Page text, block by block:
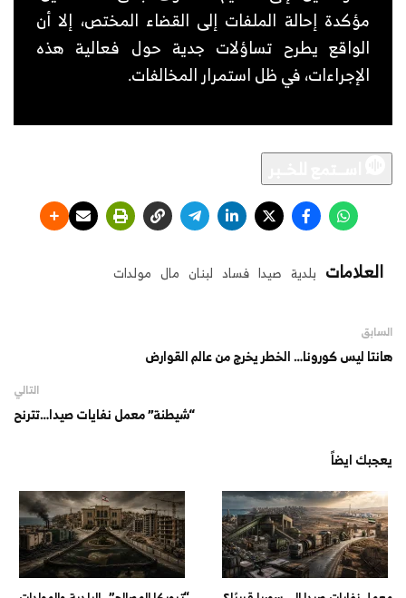
مؤكدة إحالة الملفات إلى القضاء المختص، إلا أن
الواقع يطرح تساؤلات جدية حول فعالية هذه
الإجراءات، في ظل استمرار المخالفات.
العلامات بلدية صيدا فساد لبنان مال مولدات
السابق
هانتا ليس كورونا… الخطر يخرج من عالم القوارض
التالي
“شيطنة” معمل نفايات صيدا…تترنح
يعجبك ايضاً